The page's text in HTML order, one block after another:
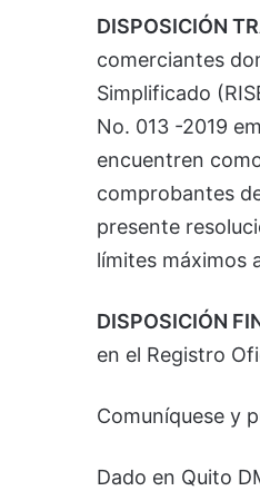
DISPOSICIÓN
comerciantes
Simplificado
No. 013 -2019
encuentren
comprobantes
presente
límites máximos
DISPOSICIÓN
en el Registro
Comuníquese y
Dado en Quito